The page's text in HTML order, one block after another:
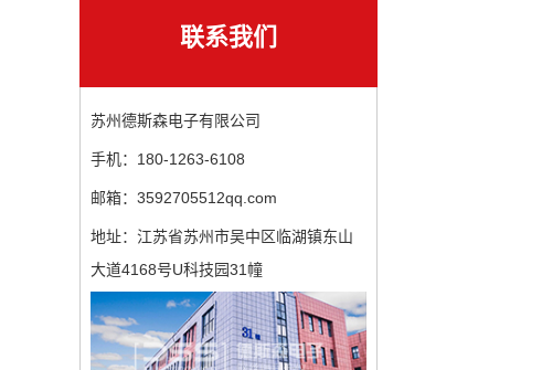
联系我们
苏州德斯森电子有限公司
手机：180-1263-6108
邮箱：3592705512qq.com
地址：江苏省苏州市吴中区临湖镇东山
大道4168号U科技园31幢